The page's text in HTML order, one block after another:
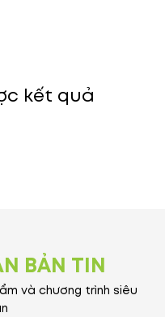
kết quả
BẢN TIN
và chương trình siêu